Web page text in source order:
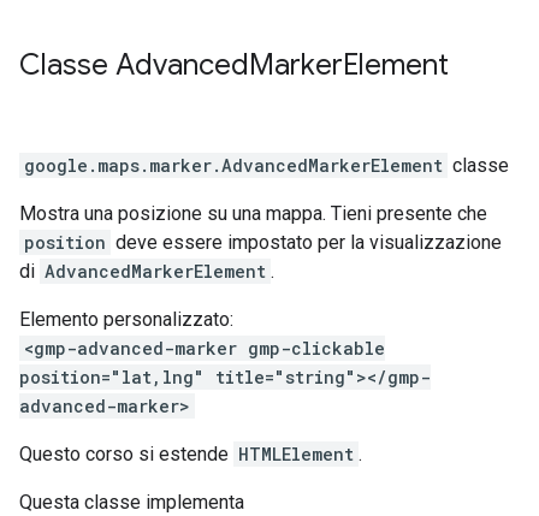
Classe AdvancedMarkerElement
google.maps.marker.AdvancedMarkerElement classe
Mostra una posizione su una mappa. Tieni presente che
position deve essere impostato per la visualizzazione
di AdvancedMarkerElement .
Elemento personalizzato:
<gmp-advanced-marker gmp-clickable
position="lat,lng" title="string"></gmp-
advanced-marker>
Questo corso si estende HTMLElement .
Questa classe implementa